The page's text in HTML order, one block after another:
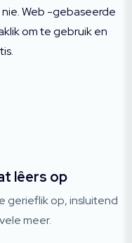
Web -gebaseerde
om te gebruik en
lêers op
gerieflik op, insluitend
meer.